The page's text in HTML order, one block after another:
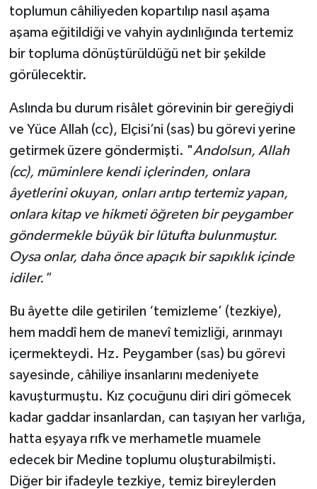
toplumun câhiliyeden kopartılıp nasıl aşama
aşama eğitildiği ve vahyin aydınlığında tertemiz
bir topluma dönüştürüldüğü net bir şekilde
görülecektir.
Aslında bu durum risâlet görevinin bir gereğiydi
ve Yüce Allah (cc), Elçisi’ni (sas) bu görevi yerine
getirmek üzere göndermişti. "Andolsun, Allah
(cc), müminlere kendi içlerinden, onlara
âyetlerini okuyan, onları arıtıp tertemiz yapan,
onlara kitap ve hikmeti öğreten bir peygamber
göndermekle büyük bir lütufta bulunmuştur.
Oysa onlar, daha önce apaçık bir sapıklık içinde
idiler."
Bu âyette dile getirilen ‘temizleme’ (tezkiye),
hem maddî hem de manevî temizliği, arınmayı
içermekteydi. Hz. Peygamber (sas) bu görevi
sayesinde, câhiliye insanlarını medeniyete
kavuşturmuştu. Kız çocuğunu diri diri gömecek
kadar gaddar insanlardan, can taşıyan her varlığa,
hatta eşyaya rıfk ve merhametle muamele
edecek bir Medine toplumu oluşturabilmişti.
Diğer bir ifadeyle tezkiye, temiz bireylerden